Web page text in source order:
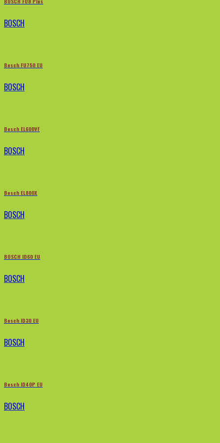
BOSCH
Bosch FU750 EU
BOSCH
Bosch EL600VF
BOSCH
Bosch EL800X
BOSCH
BOSCH ID60 EU
BOSCH
Bosch ID30 EU
BOSCH
Bosch ID40P EU
BOSCH